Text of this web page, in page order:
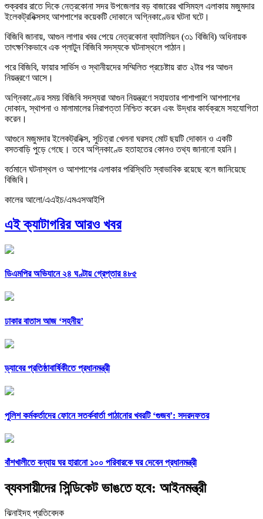
শুক্রবার রাতে দিকে নেত্রকোনা সদর উপজেলার বড় বাজারের খাসিমহল এলাকায় মজুমদার
ইলেকট্রনিক্সসহ আশপাশের কয়েকটি দোকানে অগ্নিকাণ্ডের ঘটনা ঘটে।
বিজিবি জানায়, আগুন লাগার খবর পেয়ে নেত্রকোনা ব্যাটালিয়ন (৩১ বিজিবি) অধিনায়ক
তাৎক্ষণিকভাবে এক প্লাটুন বিজিবি সদস্যকে ঘটনাস্থলে পাঠান।
পরে বিজিবি, ফায়ার সার্ভিস ও স্থানীয়দের সম্মিলিত প্রচেষ্টায় রাত ২টার পর আগুন
নিয়ন্ত্রণে আসে।
অগ্নিকাণ্ডের সময় বিজিবি সদস্যরা আগুন নিয়ন্ত্রণে সহায়তার পাশাপাশি আশপাশের
দোকান, স্থাপনা ও মালামালের নিরাপত্তা নিশ্চিত করেন এবং উদ্ধার কার্যক্রমে সহযোগিতা
করেন।
আগুনে মজুমদার ইলেকট্রনিক্স, সুচিত্রা খেলনা ঘরসহ মোট ছয়টি দোকান ও একটি
বসতবাড়ি পুড়ে গেছে। তবে অগ্নিকাণ্ডে হতাহতের কোনও তথ্য জানানো হয়নি।
বর্তমানে ঘটনাস্থল ও আশপাশের এলাকার পরিস্থিতি স্বাভাবিক রয়েছে বলে জানিয়েছে
বিজিবি।
কালের আলো/এএইচ/এমএসআইপি
এই ক্যাটাগরির আরও খবর
ডিএমপির অভিযানে ২৪ ঘণ্টায় গ্রেপ্তার ৪৮৫
ঢাকার বাতাস আজ ‘সহনীয়’
ড্যাবের প্রতিষ্ঠাবার্ষিকীতে প্রধানমন্ত্রী
পুলিশ কর্মকর্তাদের ফোনে সতর্কবার্তা পাঠানোর খবরটি ‘গুজব’: সদরদফতর
বাঁশখালীতে বন্যায় ঘর হারানো ১০০ পরিবারকে ঘর দেবেন প্রধানমন্ত্রী
ব্যবসায়ীদের সিন্ডিকেট ভাঙতে হবে: আইনমন্ত্রী
ঝিনাইদহ প্রতিবেদক